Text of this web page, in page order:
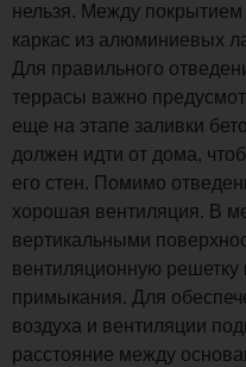
нельзя. Между
каркас из алюминиевых
Для правильного
террасы важно
еще на этапе заливки
должен идти от дома,
его стен. Помимо
хорошая вентиляция. В
вертикальными
вентиляционную
примыкания. Для
воздуха и вентиляции
расстояние между